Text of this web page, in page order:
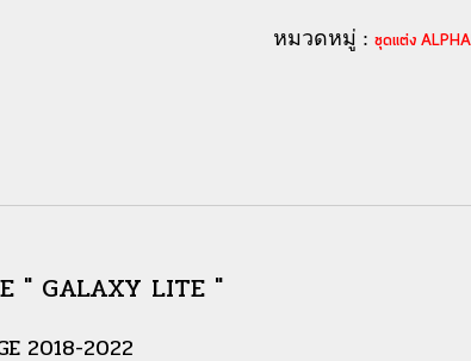
หมวดหมู่ : ชุดแต่ง
" GALAXY LITE "
2018-2022